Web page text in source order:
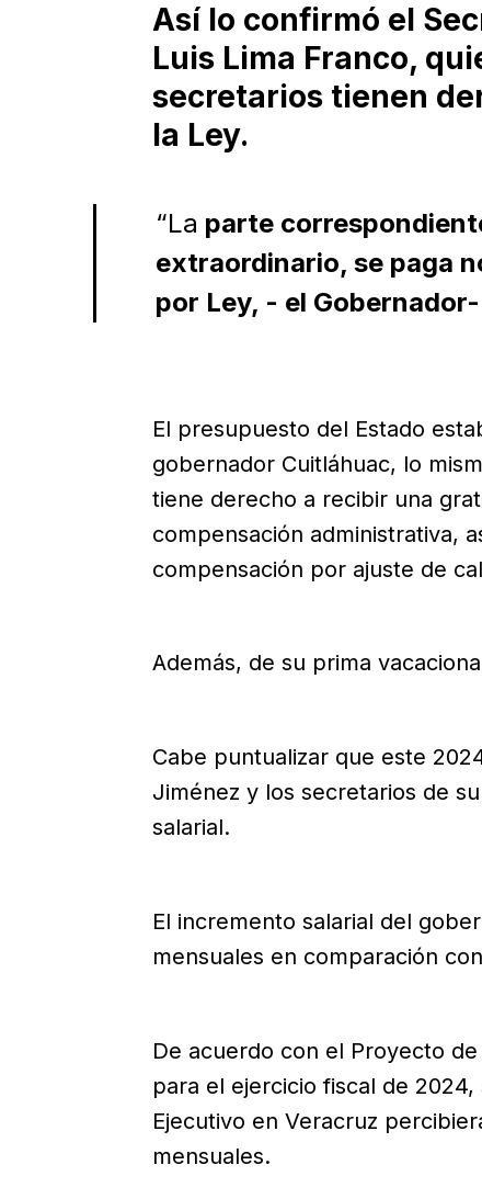
Así lo confirmó el
Luis Lima Franco,
secretarios tienen
la Ley.
“La parte
extraordinario, se paga
por Ley, - el
El presupuesto del Estado
gobernador Cuitláhuac, lo
tiene derecho a recibir una
compensación administrativa,
compensación por ajuste de
Además, de su prima
Cabe puntualizar que este
Jiménez y los secretarios de
salarial.
El incremento salarial del
mensuales en comparación
De acuerdo con el Proyecto
para el ejercicio fiscal de
Ejecutivo en Veracruz
mensuales.